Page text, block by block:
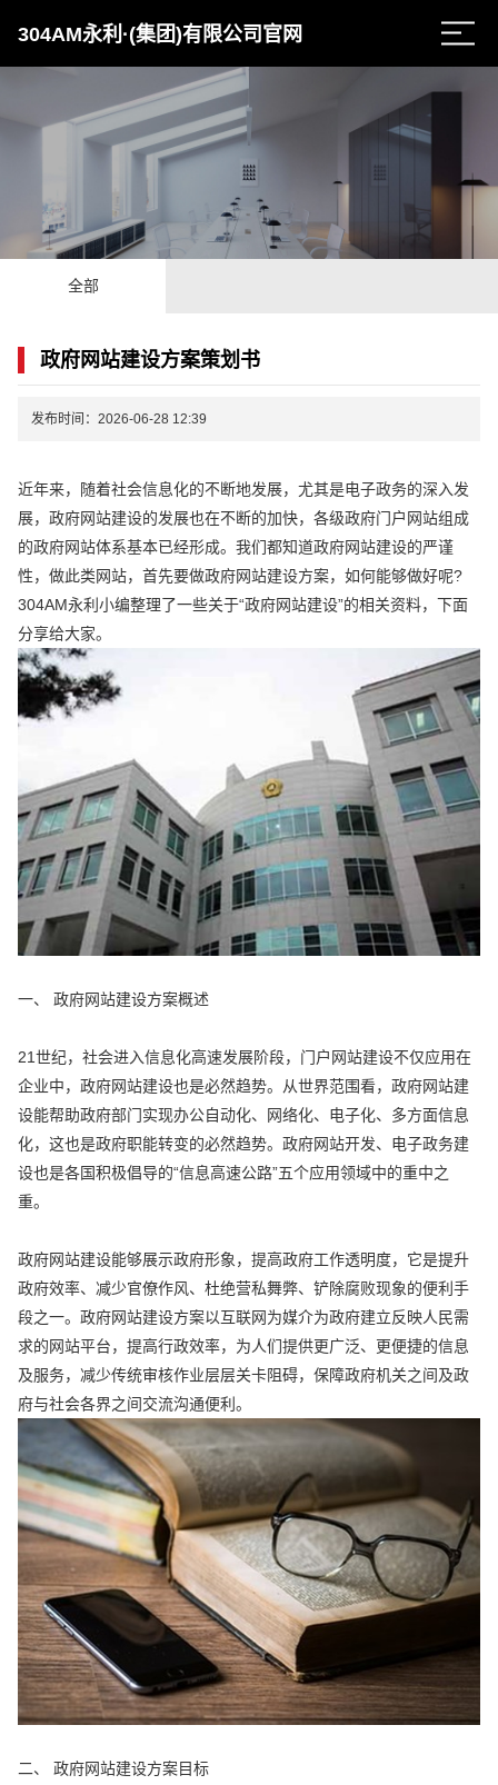
304AM永利·(集团)有限公司官网
全部
政府网站建设方案策划书
发布时间：2026-06-28 12:39
近年来，随着社会信息化的不断地发展，尤其是电子政务的深入发
展，政府网站建设的发展也在不断的加快，各级政府门户网站组成
的政府网站体系基本已经形成。我们都知道政府网站建设的严谨
性，做此类网站，首先要做政府网站建设方案，如何能够做好呢?
304AM永利小编整理了一些关于“政府网站建设”的相关资料，下面
分享给大家。
一、 政府网站建设方案概述
21世纪，社会进入信息化高速发展阶段，门户网站建设不仅应用在
企业中，政府网站建设也是必然趋势。从世界范围看，政府网站建
设能帮助政府部门实现办公自动化、网络化、电子化、多方面信息
化，这也是政府职能转变的必然趋势。政府网站开发、电子政务建
设也是各国积极倡导的“信息高速公路”五个应用领域中的重中之
重。
政府网站建设能够展示政府形象，提高政府工作透明度，它是提升
政府效率、减少官僚作风、杜绝营私舞弊、铲除腐败现象的便利手
段之一。政府网站建设方案以互联网为媒介为政府建立反映人民需
求的网站平台，提高行政效率，为人们提供更广泛、更便捷的信息
及服务，减少传统审核作业层层关卡阻碍，保障政府机关之间及政
府与社会各界之间交流沟通便利。
二、 政府网站建设方案目标